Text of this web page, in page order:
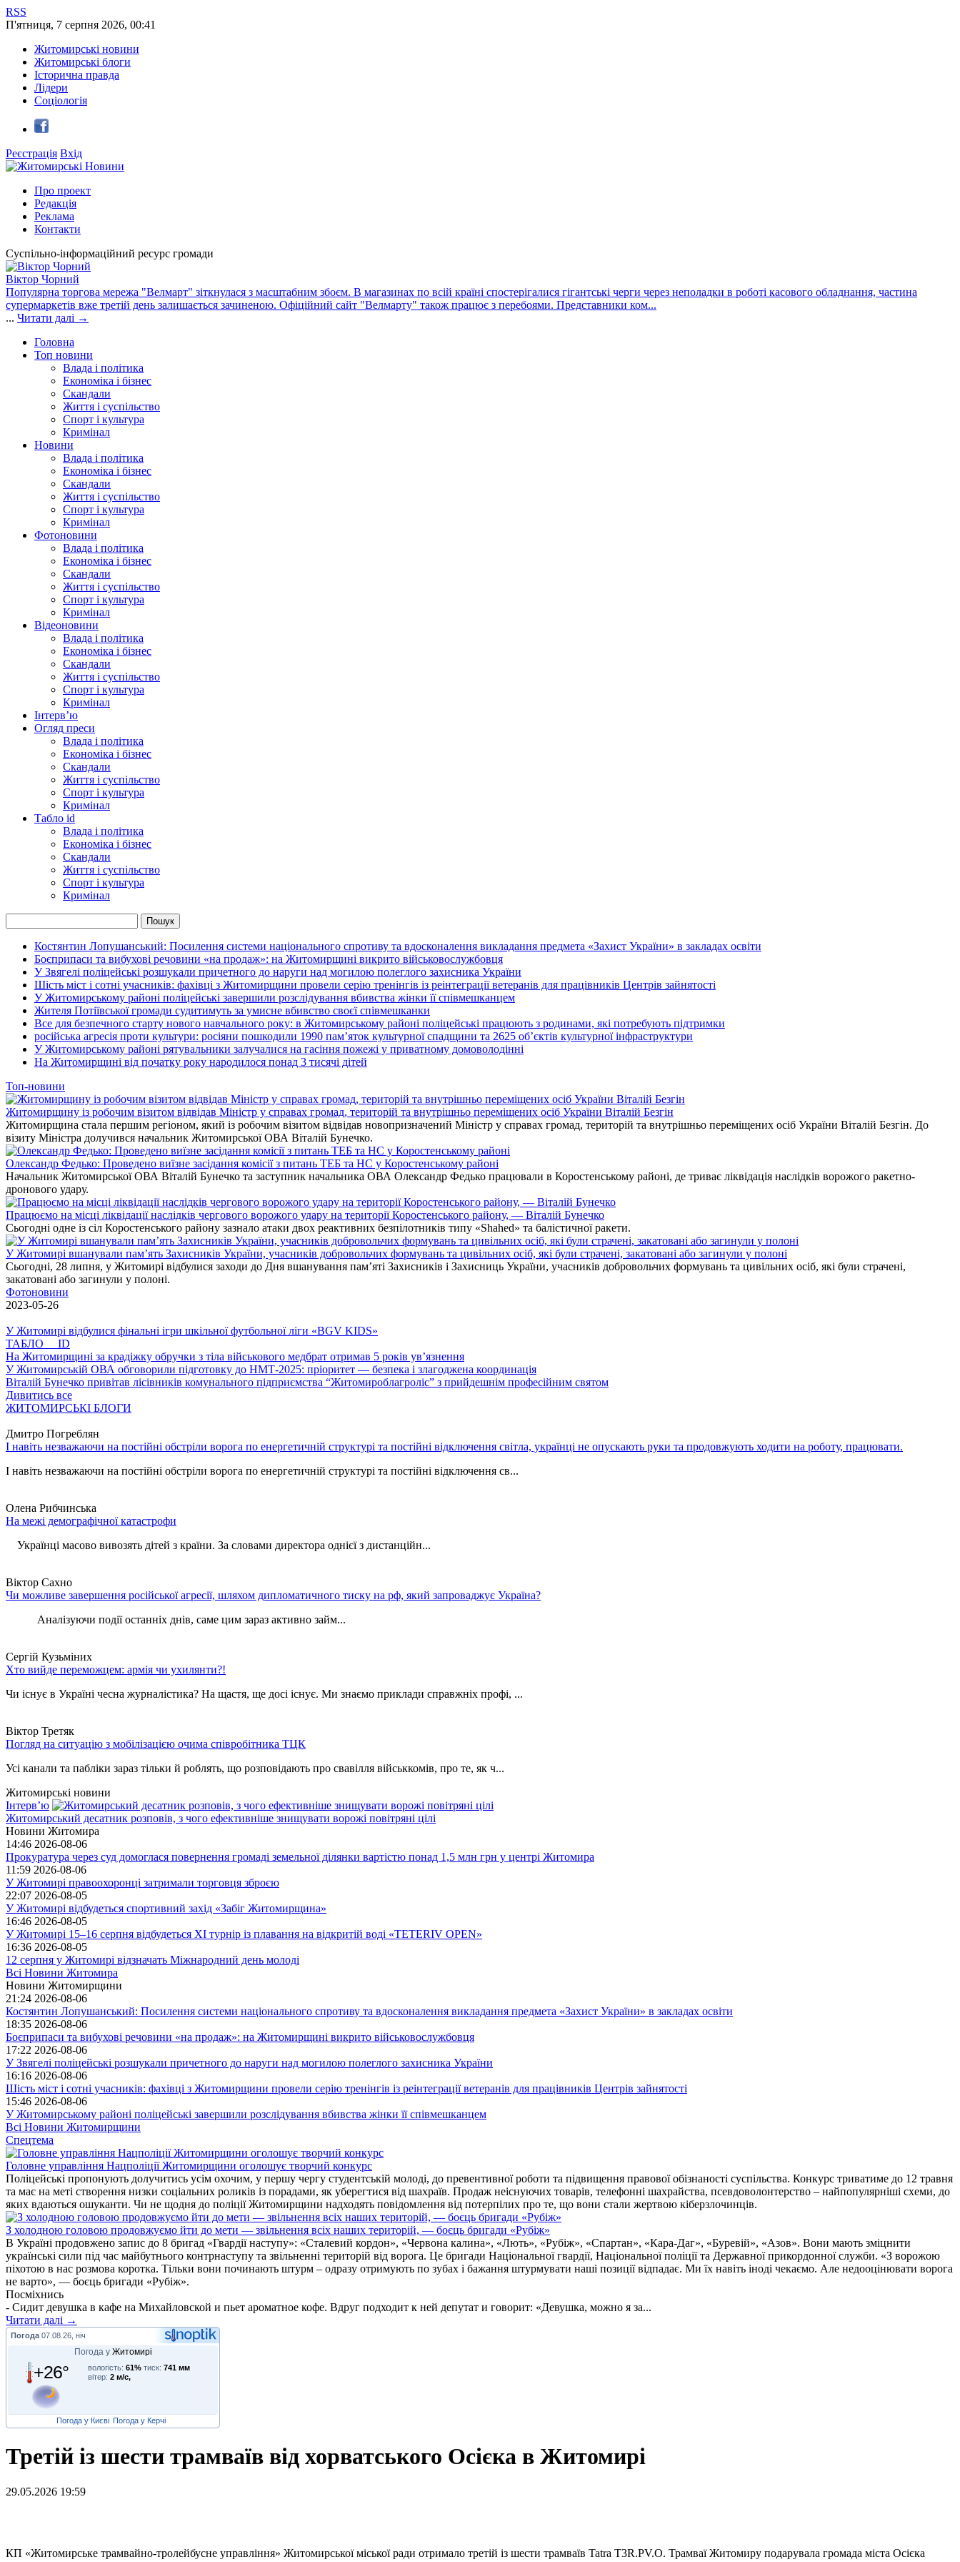
RSS
П'ятниця, 7 серпня 2026, 00:41
Житомирські новини
Житомирські блоги
Історична правда
Лідери
Соціологія
Реєстрація Вхід
Про проект
Редакція
Реклама
Контакти
Суспільно-інформаційний ресурс громади
Віктор Чорний
Популярна торгова мережа "Велмарт" зіткнулася з масштабним збоєм. В магазинах по всій країні спостерігалися гігантські черги через неполадки в роботі касового обладнання, частина
супермаркетів вже третій день залишається зачиненою. Офіційний сайт "Велмарту" також працює з перебоями. Представники ком...
... Читати далі →
Головна
Топ новини
Влада і політика
Економіка і бізнес
Скандали
Життя і суспільство
Спорт і культура
Кримінал
Новини
Влада і політика
Економіка і бізнес
Скандали
Життя і суспільство
Спорт і культура
Кримінал
Фотоновини
Влада і політика
Економіка і бізнес
Скандали
Життя і суспільство
Спорт і культура
Кримінал
Відеоновини
Влада і політика
Економіка і бізнес
Скандали
Життя і суспільство
Спорт і культура
Кримінал
Інтерв’ю
Огляд преси
Влада і політика
Економіка і бізнес
Скандали
Життя і суспільство
Спорт і культура
Кримінал
Табло id
Влада і політика
Економіка і бізнес
Скандали
Життя і суспільство
Спорт і культура
Кримінал
Костянтин Лопушанський: Посилення системи національного спротиву та вдосконалення викладання предмета «Захист України» в закладах освіти
Боєприпаси та вибухові речовини «на продаж»: на Житомирщині викрито військовослужбовця
У Звягелі поліцейські розшукали причетного до наруги над могилою полеглого захисника України
Шість міст і сотні учасників: фахівці з Житомирщини провели серію тренінгів із реінтеграції ветеранів для працівників Центрів зайнятості
У Житомирському районі поліцейські завершили розслідування вбивства жінки її співмешканцем
Жителя Потіївської громади судитимуть за умисне вбивство своєї співмешканки
Все для безпечного старту нового навчального року: в Житомирському районі поліцейські працюють з родинами, які потребують підтримки
російська агресія проти культури: росіяни пошкодили 1990 пам’яток культурної спадщини та 2625 об’єктів культурної інфраструктури
У Житомирському районі рятувальники залучалися на гасіння пожежі у приватному домоволодінні
На Житомирщині від початку року народилося понад 3 тисячі дітей
Топ-новини
Житомирщину із робочим візитом відвідав Міністр у справах громад, територій та внутрішньо переміщених осіб України Віталій Безгін
Житомирщина стала першим регіоном, який із робочим візитом відвідав новопризначений Міністр у справах громад, територій та внутрішньо переміщених осіб України Віталій Безгін. До
візиту Міністра долучився начальник Житомирської ОВА Віталій Бунечко.
Олександр Федько: Проведено виїзне засідання комісії з питань ТЕБ та НС у Коростенському районі
Начальник Житомирської ОВА Віталій Бунечко та заступник начальника ОВА Олександр Федько працювали в Коростенському районі, де триває ліквідація наслідків ворожого ракетно-
дронового удару.
Працюємо на місці ліквідації наслідків чергового ворожого удару на території Коростенського району, — Віталій Бунечко
Сьогодні одне із сіл Коростенського району зазнало атаки двох реактивних безпілотників типу «Shahed» та балістичної ракети.
У Житомирі вшанували пам’ять Захисників України, учасників добровольчих формувань та цивільних осіб, які були страчені, закатовані або загинули у полоні
Сьогодні, 28 липня, у Житомирі відбулися заходи до Дня вшанування пам’яті Захисників і Захисниць України, учасників добровольчих формувань та цивільних осіб, які були страчені,
закатовані або загинули у полоні.
Фотоновини
2023-05-26
У Житомирі відбулися фінальні ігри шкільної футбольної ліги «BGV KIDS»
ТАБЛО ID
На Житомирщині за крадіжку обручки з тіла військового медбрат отримав 5 років ув’язнення
У Житомирській ОВА обговорили підготовку до НМТ-2025: пріоритет — безпека і злагоджена координація
Віталій Бунечко привітав лісівників комунального підприємства “Житомироблагроліс” з прийдешнім професійним святом
Дивитись все
ЖИТОМИРСЬКІ БЛОГИ
Дмитро Погреблян
І навіть незважаючи на постійні обстріли ворога по енергетичній структурі та постійні відключення світла, українці не опускають руки та продовжують ходити на роботу, працювати.
І навіть незважаючи на постійні обстріли ворога по енергетичній структурі та постійні відключення св...
Олена Рибчинська
На межі демографічної катастрофи
Українці масово вивозять дітей з країни. За словами директора однієї з дистанційн...
Віктор Сахно
Чи можливе завершення російської агресії, шляхом дипломатичного тиску на рф, який запроваджує Україна?
Аналізуючи події останніх днів, саме цим зараз активно займ...
Сергій Кузьміних
Хто вийде переможцем: армія чи ухилянти?!
Чи існує в Україні чесна журналістика? На щастя, ще досі існує. Ми знаємо приклади справжніх профі, ...
Віктор Третяк
Погляд на ситуацію з мобілізацією очима співробітника ТЦК
Усі канали та пабліки зараз тільки й роблять, що розповідають про свавілля військкомів, про те, як ч...
Житомирські новини
Інтерв’ю
Житомирський десатник розповів, з чого ефективніше знищувати ворожі повітряні цілі
Новини Житомира
14:46 2026-08-06
Прокуратура через суд домоглася повернення громаді земельної ділянки вартістю понад 1,5 млн грн у центрі Житомира
11:59 2026-08-06
У Житомирі правоохоронці затримали торговця зброєю
22:07 2026-08-05
У Житомирі відбудеться спортивний захід «Забіг Житомирщина»
16:46 2026-08-05
У Житомирі 15–16 серпня відбудеться XI турнір із плавання на відкритій воді «TETERIV OPEN»
16:36 2026-08-05
12 серпня у Житомирі відзначать Міжнародний день молоді
Всі Новини Житомира
Новини Житомирщини
21:24 2026-08-06
Костянтин Лопушанський: Посилення системи національного спротиву та вдосконалення викладання предмета «Захист України» в закладах освіти
18:35 2026-08-06
Боєприпаси та вибухові речовини «на продаж»: на Житомирщині викрито військовослужбовця
17:22 2026-08-06
У Звягелі поліцейські розшукали причетного до наруги над могилою полеглого захисника України
16:16 2026-08-06
Шість міст і сотні учасників: фахівці з Житомирщини провели серію тренінгів із реінтеграції ветеранів для працівників Центрів зайнятості
15:46 2026-08-06
У Житомирському районі поліцейські завершили розслідування вбивства жінки її співмешканцем
Всі Новини Житомирщини
Спецтема
Головне управління Нацполіції Житомирщини оголошує творчий конкурс
Поліцейські пропонують долучитись усім охочим, у першу чергу студентській молоді, до превентивної роботи та підвищення правової обізнаності суспільства. Конкурс триватиме до 12 травня
та має на меті створення низки соціальних роликів із порадами, як уберегтися від шахраїв. Продаж неіснуючих товарів, телефонні шахрайства, псевдоволонтерство – найпопулярніші схеми, до
яких вдаються ошуканти. Чи не щодня до поліції Житомирщини надходять повідомлення від потерпілих про те, що вони стали жертвою кіберзлочинців.
З холодною головою продовжуємо йти до мети — звільнення всіх наших територій, — боєць бригади «Рубіж»
В Україні продовжено запис до 8 бригад «Гвардії наступу»: «Сталевий кордон», «Червона калина», «Лють», «Рубіж», «Спартан», «Кара-Даг», «Буревій», «Азов». Вони мають зміцнити
українські сили під час майбутнього контрнаступу та звільненні територій від ворога. Це бригади Національної гвардії, Національної поліції та Державної прикордонної служби. «З ворожою
піхотою в нас розмова коротка. Тільки вони починають штурм – одразу отримують по зубах і бажання штурмувати наші позиції відпадає. Ми їх навіть іноді чекаємо. Але недооцінювати ворога
не варто», — боєць бригади «Рубіж».
Посміхнись
- Сидит девушка в кафе на Михайловской и пьет ароматное кофе. Вдруг подходит к ней депутат и говорит: «Девушка, можно я за...
Читати далі →
Погода 07.08.26, ніч
Погода у Житомирі
+26° вологість: 61% тиск: 741 мм
вітер: 2 м/с,
Погода у Києві Погода у Керчі
Третій із шести трамваїв від хорватського Осієка в Житомирі
29.05.2026 19:59
КП «Житомирське трамвайно-тролейбусне управління» Житомирської міської ради отримало третій із шести трамваїв Tatra T3R.PV.O. Трамваї Житомиру подарувала громада міста Осієка